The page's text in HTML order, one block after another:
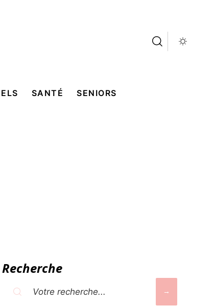
SANTÉ SENIORS
Recherche